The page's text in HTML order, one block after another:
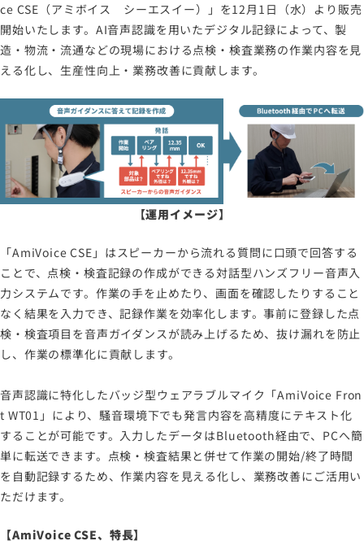
ce CSE（アミボイス シーエスイー）」を12月1日（水）より販売
開始いたします。AI音声認識を用いたデジタル記録によって、製
造・物流・流通などの現場における点検・検査業務の作業内容を見
える化し、生産性向上・業務改善に貢献します。
【運用イメージ】
「AmiVoice CSE」はスピーカーから流れる質問に口頭で回答する
ことで、点検・検査記録の作成ができる対話型ハンズフリー音声入
力システムです。作業の手を止めたり、画面を確認したりすること
なく結果を入力でき、記録作業を効率化します。事前に登録した点
検・検査項目を音声ガイダンスが読み上げるため、抜け漏れを防止
し、作業の標準化に貢献します。
音声認識に特化したバッジ型ウェアラブルマイク「AmiVoice Fron
t WT01」により、騒音環境下でも発言内容を高精度にテキスト化
することが可能です。入力したデータはBluetooth経由で、PCへ簡
単に転送できます。点検・検査結果と併せて作業の開始/終了時間
を自動記録するため、作業内容を見える化し、業務改善にご活用い
ただけます。
【AmiVoice CSE、特長】